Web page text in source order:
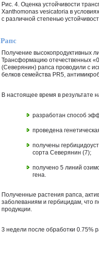
Рис. 4. Оценка устойчивости
Xanthomonas vesicatoria в
с различной степенью
Рапс
Получение высокопродуктивных
Трансформацию отечественных
(Северянин) рапса проводили с
белков семейства PR5,
В настоящее время в результате
разработан способ
проведена
получены
сорта Северянин (7);
получено 5 линий
гена.
Полученные растения рапса,
заболеваниям и гербицидам, что
продукции.
3 недели после обработки 0.75%